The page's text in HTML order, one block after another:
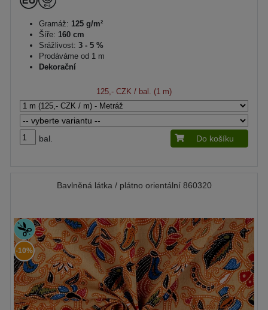
Gramáž: 125 g/m²
Šíře: 160 cm
Srážlivost: 3 - 5 %
Prodáváme od 1 m
Dekorační
125,- CZK / bal. (1 m)
bal. Do košíku
Bavlněná látka / plátno orientální 860320
-10%